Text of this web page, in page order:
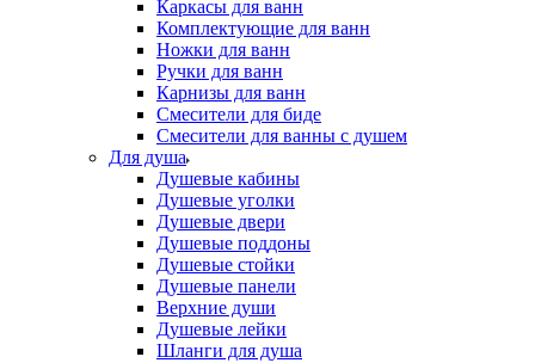
Каркасы для ванн
Комплектующие для ванн
Ножки для ванн
Ручки для ванн
Карнизы для ванн
Смесители для биде
Смесители для ванны с душем
Для душа
Душевые кабины
Душевые уголки
Душевые двери
Душевые поддоны
Душевые стойки
Душевые панели
Верхние души
Душевые лейки
Шланги для душа